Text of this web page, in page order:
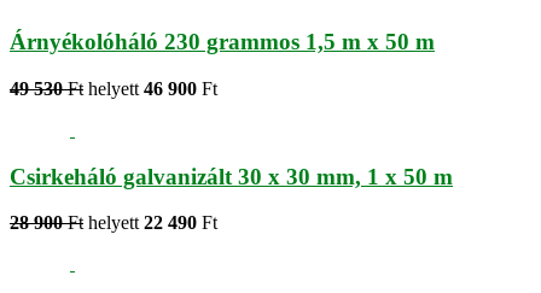
Árnyékolóháló 230 grammos 1,5 m x 50 m
49 530 Ft helyett 46 900 Ft
Csirkeháló galvanizált 30 x 30 mm, 1 x 50 m
28 900 Ft helyett 22 490 Ft